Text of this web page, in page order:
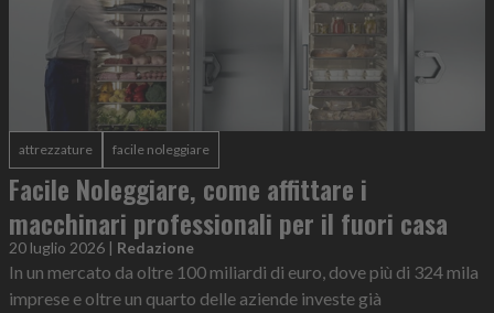
attrezzature facile noleggiare
Facile Noleggiare, come affittare i
macchinari professionali per il fuori casa
20 luglio 2026 | Redazione
In un mercato da oltre 100 miliardi di euro, dove più di 324 mila
imprese e oltre un quarto delle aziende investe già